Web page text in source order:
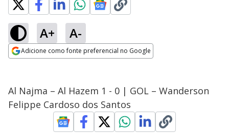
A+ A-
Adicione como fonte preferencial no Google
Al Najma – Al Hazem 1 - 0 | GOL – Wanderson
Felippe Cardoso dos Santos